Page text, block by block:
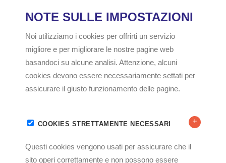
DESTINAZIONE D’USO
postazioni, lungo eventuali camminamenti, nelle zone con
presenza di tracce, nei luoghi di maggior frequentazione o
di possibile entrata negli edifici.
ATTENZIONE
metallo per fissaggio delle esche e ponte in plastica
Uno scatolone di ALIMENTA® BOX contiene n. 10 erogatori,
n. 2 chiavi e n. 1 astina segnaletica rossa. Il cartoncino